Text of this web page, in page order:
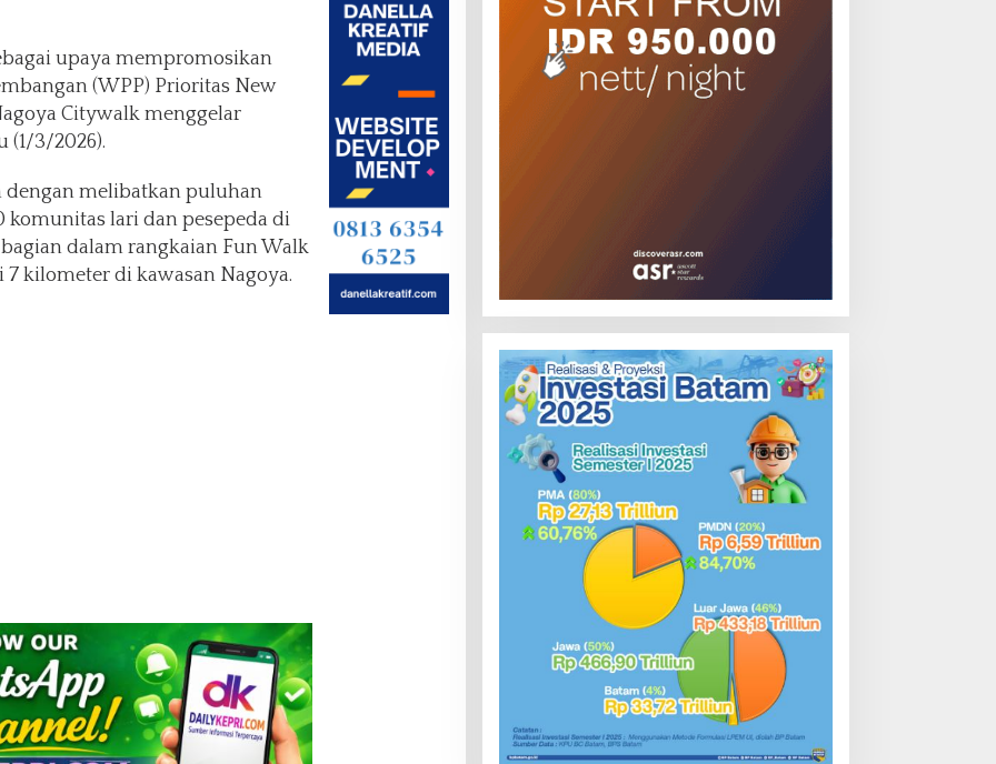
upaya mempromosikan
(WPP) Prioritas New
Citywalk menggelar
(1/3/2026).
dengan melibatkan puluhan
lari dan pesepeda di
dalam rangkaian Fun Walk
kilometer di kawasan Nagoya.